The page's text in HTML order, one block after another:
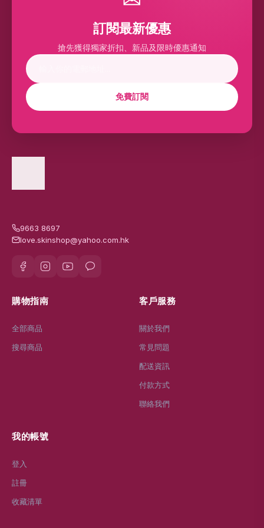
訂閱最新優惠
搶先獲得獨家折扣、新品及限時優惠通知
免費訂閱
9663 8697
love.skinshop@yahoo.com.hk
購物指南
全部商品
搜尋商品
客戶服務
關於我們
常見問題
配送資訊
付款方式
聯絡我們
我的帳號
登入
註冊
收藏清單